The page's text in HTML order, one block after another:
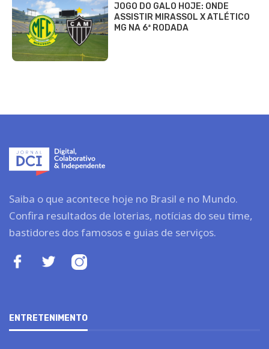
JOGO DO GALO HOJE: ONDE
ASSISTIR MIRASSOL X ATLÉTICO
MG NA 6ª RODADA
Saiba o que acontece hoje no Brasil e no Mundo.
Confira resultados de loterias, notícias do seu time,
bastidores dos famosos e guias de serviços.
ENTRETENIMENTO